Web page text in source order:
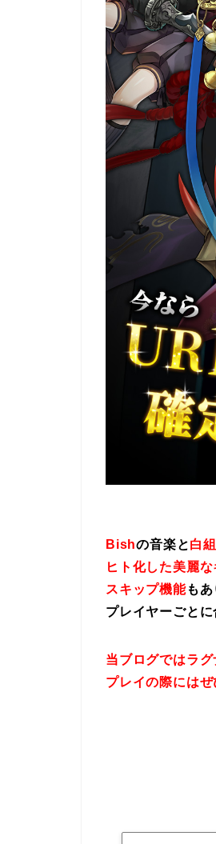
Bishの音楽と白組
ヒト化した美麗
スキップ機能もあ
プレイヤーごとに
当ブログではラ
プレイの際にはぜ